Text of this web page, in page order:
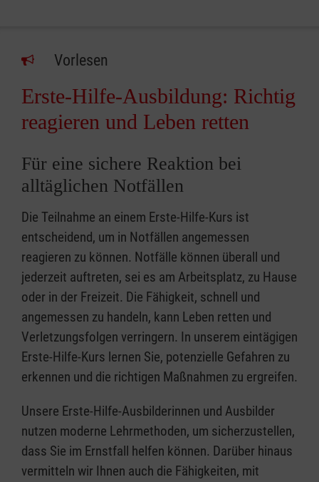
Vorlesen
Erste-Hilfe-Ausbildung: Richtig
reagieren und Leben retten
Für eine sichere Reaktion bei
alltäglichen Notfällen
Die Teilnahme an einem Erste-Hilfe-Kurs ist
entscheidend, um in Notfällen angemessen
reagieren zu können. Notfälle können überall und
jederzeit auftreten, sei es am Arbeitsplatz, zu Hause
oder in der Freizeit. Die Fähigkeit, schnell und
angemessen zu handeln, kann Leben retten und
Verletzungsfolgen verringern. In unserem eintägigen
Erste-Hilfe-Kurs lernen Sie, potenzielle Gefahren zu
erkennen und die richtigen Maßnahmen zu ergreifen.
Unsere Erste-Hilfe-Ausbilderinnen und Ausbilder
nutzen moderne Lehrmethoden, um sicherzustellen,
dass Sie im Ernstfall helfen können. Darüber hinaus
vermitteln wir Ihnen auch die Fähigkeiten, mit